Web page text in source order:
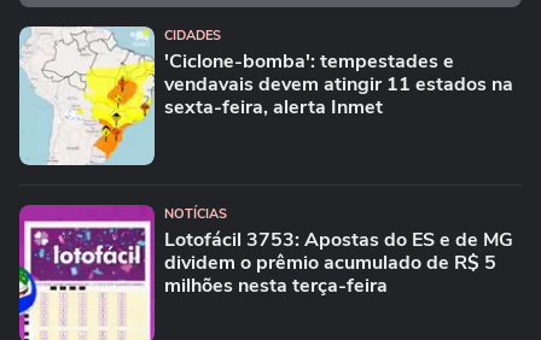
CIDADES
'Ciclone-bomba': tempestades e
vendavais devem atingir 11 estados na
sexta-feira, alerta Inmet
NOTÍCIAS
Lotofácil 3753: Apostas do ES e de MG
dividem o prêmio acumulado de R$ 5
milhões nesta terça-feira